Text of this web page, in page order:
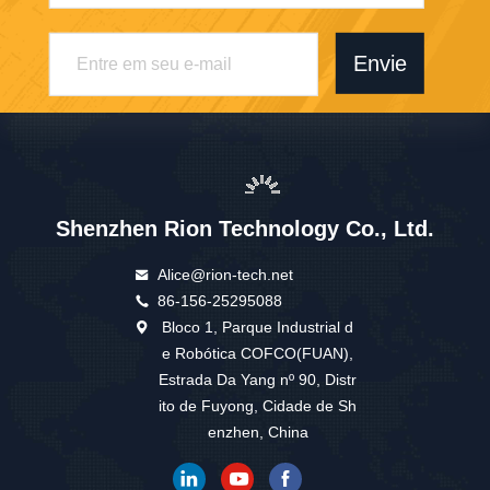
Envie
Shenzhen Rion Technology Co., Ltd.
Alice@rion-tech.net
86-156-25295088
Bloco 1, Parque Industrial d
e Robótica COFCO(FUAN),
Estrada Da Yang nº 90, Distr
ito de Fuyong, Cidade de Sh
enzhen, China